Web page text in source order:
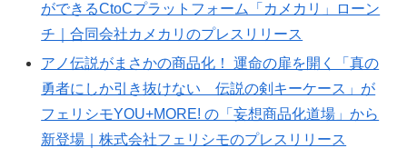
ができるCtoCプラットフォーム「カメカリ」ローン
チ｜合同会社カメカリのプレスリリース
アノ伝説がまさかの商品化！ 運命の扉を開く「真の
勇者にしか引き抜けない 伝説の剣キーケース」が
フェリシモYOU+MORE! の「妄想商品化道場」から
新登場｜株式会社フェリシモのプレスリリース